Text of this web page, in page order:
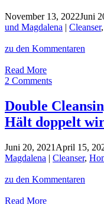
Powder
ein
Game
Changer
ist!
November 13, 2022Juni
und Magdalena | Cleanser,
zu den Kommentaren
Read MoreDr.
Jetske
Cleanser
auf
dem
+
15%
Rabatt
auf
alles!
2 Comments
Double
Hält doppelt
Juni 20, 2021 April 15,
Magdalena | Cleanser,
zu den Kommentaren
Read MoreDouble